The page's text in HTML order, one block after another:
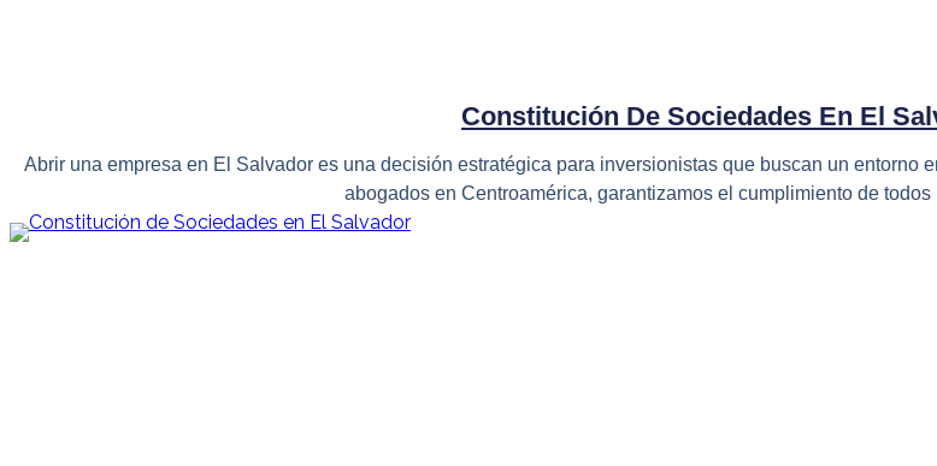
Constitución De Sociedades En El
Abrir una empresa en El Salvador es una decisión estratégica para inversionistas que buscan un entorno
abogados en Centroamérica, garantizamos el cumplimiento de